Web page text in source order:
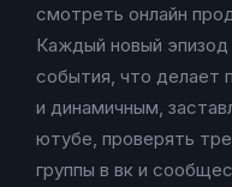
смотреть онлайн
Каждый новый
события, что делает
и динамичным,
ютубе, проверять
группы в вк и